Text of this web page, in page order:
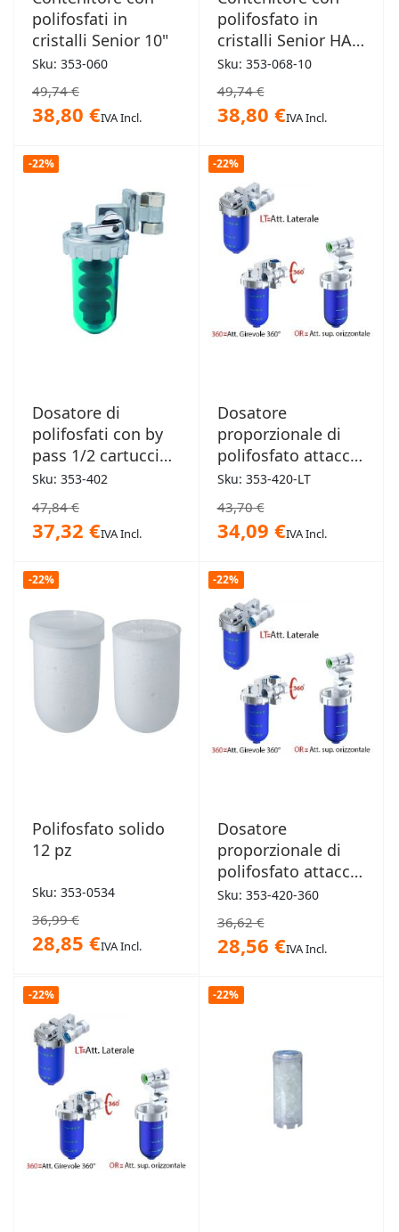
polifosfati in
cristalli Senior 10"
Sku: 353-060
49,74 €
38,80 €IVA Incl.
polifosfato in
cristalli Senior HA
10 BX TS
Sku: 353-068-10
49,74 €
38,80 €IVA Incl.
-22%
Dosatore di
polifosfati con by
pass 1/2 cartuccia
attacchi 1/2"
Sku: 353-402
47,84 €
37,32 €IVA Incl.
-22%
Dosatore
proporzionale di
polifosfato attacco
laterale FF 1/2"
Sku: 353-420-LT
43,70 €
34,09 €IVA Incl.
-22%
Polifosfato solido
12 pz
Sku: 353-0534
36,99 €
28,85 €IVA Incl.
-22%
Dosatore
proporzionale di
polifosfato attacco
girevole 360° FF
1/2"
Sku: 353-420-360
36,62 €
28,56 €IVA Incl.
-22% -22%